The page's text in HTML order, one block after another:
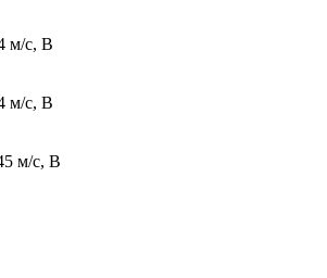
м/c, В
м/c, В
5 м/c, В